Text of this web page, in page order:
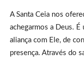
A Santa Ceia nos
achegarmos a Deus.
aliança com Ele, de
presença. Através do